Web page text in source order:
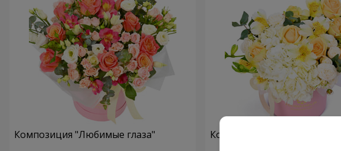
Композиция "Любимые глаза" Композиция "Absolute"